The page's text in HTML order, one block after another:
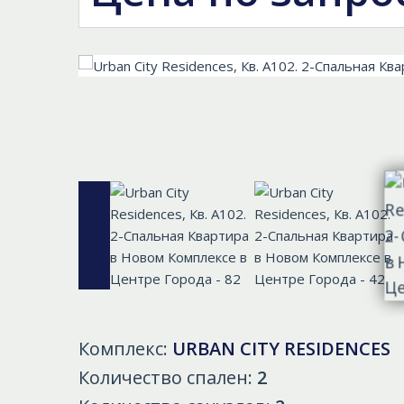
Комплекс: URBAN CITY RESIDENCES
Количество спален: 2